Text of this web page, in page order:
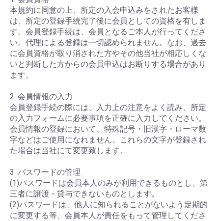
本規約に同意の上、所定の入会申込みをされたお客様
は、所定の登録手続完了後に会員としての資格を有しま
す。会員登録手続は、会員となるご本人が行ってくださ
い。代理による登録は一切認められません。なお、過去
に会員資格が取り消された方やその他当社が相応しくな
いと判断した方からの会員申込はお断りする場合があり
ます。
2. 会員情報の入力
会員登録手続の際には、入力上の注意をよく読み、所定
の入力フォームに必要事項を正確に入力してください。
会員情報の登録において、特殊記号・旧漢字・ローマ数
字などはご使用になれません。これらの文字が登録され
た場合は当社にて変更致します。
3. パスワードの管理
(1)パスワードは会員本人のみが利用できるものとし、第
三者に譲渡・貸与できないものとします。
(2)パスワードは、他人に知られることがないよう定期的
に変更する等、会員本人が責任をもって管理してくださ